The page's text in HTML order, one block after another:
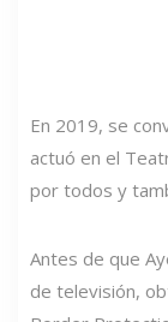
En 2019, se
actuó en el
por todos y
Antes de que
de televisión,